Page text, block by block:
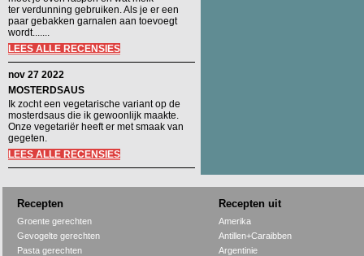
ter verdunning gebruiken. Als je er een
paar gebakken garnalen aan toevoegt
wordt.......
LEES ALLE RECENSIES
nov 27 2022
MOSTERDSAUS
Ik zocht een vegetarische variant op de
mosterdsaus die ik gewoonlijk maakte.
Onze vegetariër heeft er met smaak van
gegeten.
LEES ALLE RECENSIES
Recepten Recepten uit
Groente gerechten
Gevogelte gerechten
Pasta gerechten
Amerika
Antillen+Caraibben
Argentinie